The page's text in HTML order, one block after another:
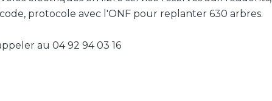
protocole avec l'ONF pour replanter 630 arbres.
au 04 92 94 03 16